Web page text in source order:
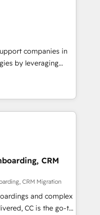
BOOMS,
accelerating your
as an undisputed
designed to
and optimize your
our growth-first
their
companies in
by leveraging
marketing and
Our offer spans
specialize in CRM
web design, sales
tech companies
we are committed to
their
through
integration of
ecosystem. Would
inbound
CRM
CRM Migration
and complex
CC is the go-to